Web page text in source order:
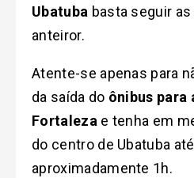
Ubatuba basta seguir
anteiror.
Atente-se apenas para
da saída do ônibus para
Fortalezae tenha em
do centro de Ubatuba
aproximadamente 1h.